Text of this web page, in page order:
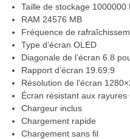
Taille de stockage 1000000
RAM 24576 MB
Fréquence de
Type d’écran OLED
Diagonale de l’écran 6.8
Rapport d’écran 19.69:9
Résolution de l’écran
Écran résistant aux rayures
Chargeur inclus
Chargement rapide
Chargement sans fil